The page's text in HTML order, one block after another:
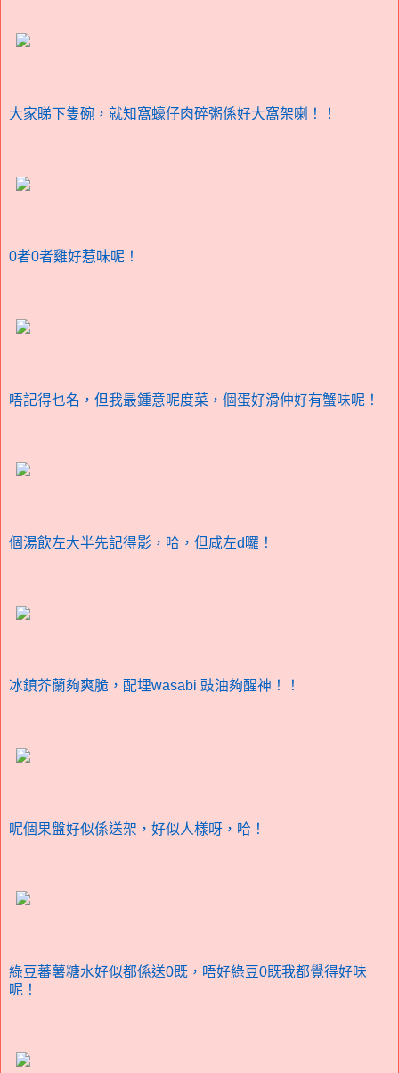
大家睇下隻碗，就知窩蠔仔肉碎粥係好大窩架喇！！
0者0者雞好惹味呢！
唔記得乜名，但我最鍾意呢度菜，個蛋好滑仲好有蟹味呢！
個湯飲左大半先記得影，哈，但咸左d囉！
冰鎮芥蘭夠爽脆，配埋wasabi 豉油夠醒神！！
呢個果盤好似係送架，好似人樣呀，哈！
綠豆蕃薯糖水好似都係送0既，唔好綠豆0既我都覺得好味
呢！